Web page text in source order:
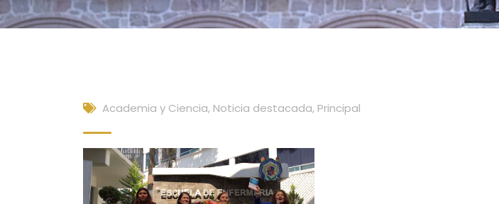
Academia y Ciencia, Noticia destacada, Principal